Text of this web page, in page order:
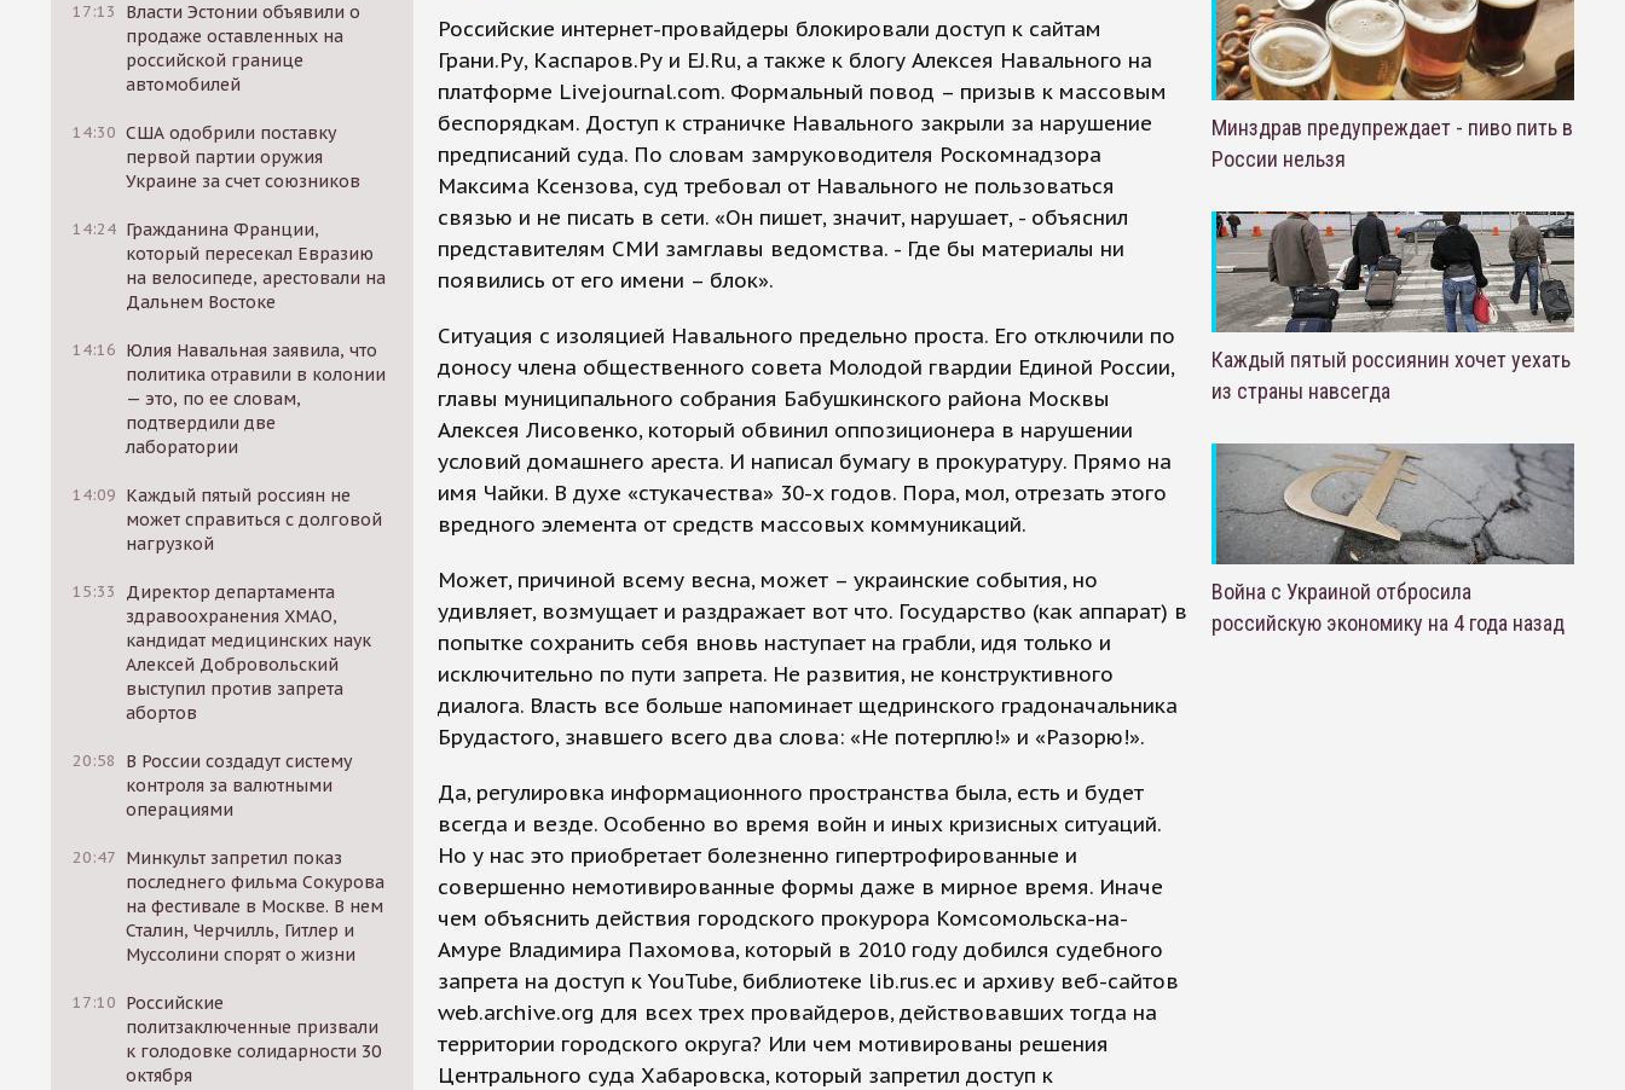
17:13
Власти Эстонии объявили о
продаже оставленных на
российской границе
автомобилей
14:30 США одобрили поставку
первой партии оружия
Украине за счет союзников
14:24 Гражданина Франции,
который пересекал Евразию
на велосипеде, арестовали на
Дальнем Востоке
14:16 Юлия Навальная заявила, что
политика отравили в колонии
— это, по ее словам,
подтвердили две
лаборатории
14:09 Каждый пятый россиян не
может справиться с долговой
нагрузкой
15:33
Директор департамента
здравоохранения ХМАО,
кандидат медицинских наук
Алексей Добровольский
выступил против запрета
абортов
20:58
В России создадут систему
контроля за валютными
операциями
20:47 Минкульт запретил показ
последнего фильма Сокурова
на фестивале в Москве. В нем
Сталин, Черчилль, Гитлер и
Муссолини спорят о жизни
17:10 Российские
политзаключенные призвали
к голодовке солидарности 30
октября
Российские интернет-провайдеры блокировали доступ к сайтам
Грани.Ру, Каспаров.Ру и EJ.Ru, а также к блогу Алексея Навального на
платформе Livejournal.com. Формальный повод – призыв к массовым
беспорядкам. Доступ к страничке Навального закрыли за нарушение
предписаний суда. По словам замруководителя Роскомнадзора
Максима Ксензова, суд требовал от Навального не пользоваться
связью и не писать в сети. «Он пишет, значит, нарушает, - объяснил
представителям СМИ замглавы ведомства. - Где бы материалы ни
появились от его имени – блок».
Ситуация с изоляцией Навального предельно проста. Его отключили по
доносу члена общественного совета Молодой гвардии Единой России,
главы муниципального собрания Бабушкинского района Москвы
Алексея Лисовенко, который обвинил оппозиционера в нарушении
условий домашнего ареста. И написал бумагу в прокуратуру. Прямо на
имя Чайки. В духе «стукачества» 30-х годов. Пора, мол, отрезать этого
вредного элемента от средств массовых коммуникаций.
Может, причиной всему весна, может – украинские события, но
удивляет, возмущает и раздражает вот что. Государство (как аппарат) в
попытке сохранить себя вновь наступает на грабли, идя только и
исключительно по пути запрета. Не развития, не конструктивного
диалога. Власть все больше напоминает щедринского градоначальника
Брудастого, знавшего всего два слова: «Не потерплю!» и «Разорю!».
Да, регулировка информационного пространства была, есть и будет
всегда и везде. Особенно во время войн и иных кризисных ситуаций.
Но у нас это приобретает болезненно гипертрофированные и
совершенно немотивированные формы даже в мирное время. Иначе
чем объяснить действия городского прокурора Комсомольска-на-
Амуре Владимира Пахомова, который в 2010 году добился судебного
запрета на доступ к YouTube, библиотеке lib.rus.ec и архиву веб-сайтов
web.archive.org для всех трех провайдеров, действовавших тогда на
территории городского округа? Или чем мотивированы решения
Центрального суда Хабаровска, который запретил доступ к
Минздрав предупреждает - пиво пить в
России нельзя
Каждый пятый россиянин хочет уехать
из страны навсегда
Война с Украиной отбросила
российскую экономику на 4 года назад